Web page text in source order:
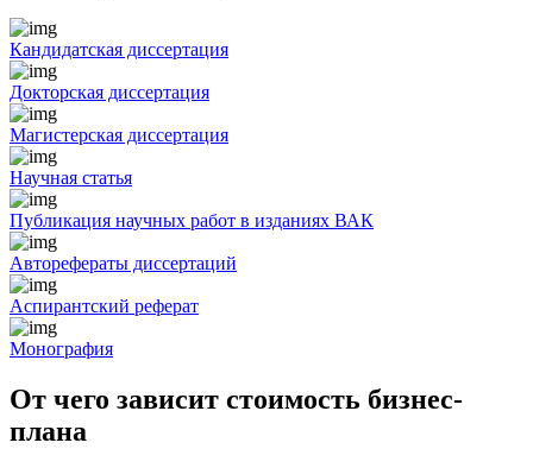
Кандидатская диссертация
Докторская диссертация
Магистерская диссертация
Научная статья
Публикация научных работ в изданиях ВАК
Авторефераты диссертаций
Аспирантский реферат
Монография
От чего зависит стоимость бизнес-
плана